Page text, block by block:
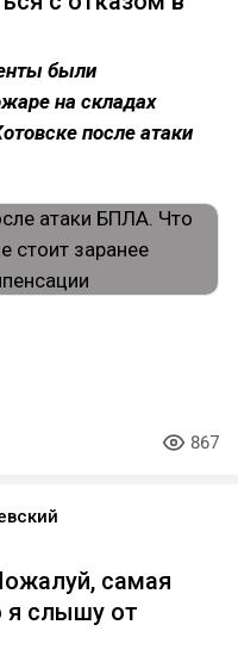
были
на складах
после атаки
867
самая
я слышу от